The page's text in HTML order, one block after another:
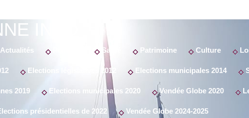
INFO
Actualités Santé Patrimoine Culture
Elections législatives 2012 Elections municipales 2014
2019 Elections municipales 2020 Vendée Globe 2020
présidentielles de 2022 Vendée Globe 2024-2025